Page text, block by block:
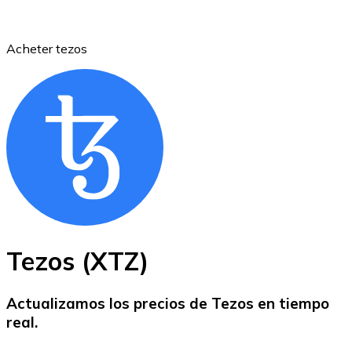
Bitcoin
Ethereum
Acheter tezos
Tezos (XTZ)
Actualizamos los precios de Tezos en tiempo
real.